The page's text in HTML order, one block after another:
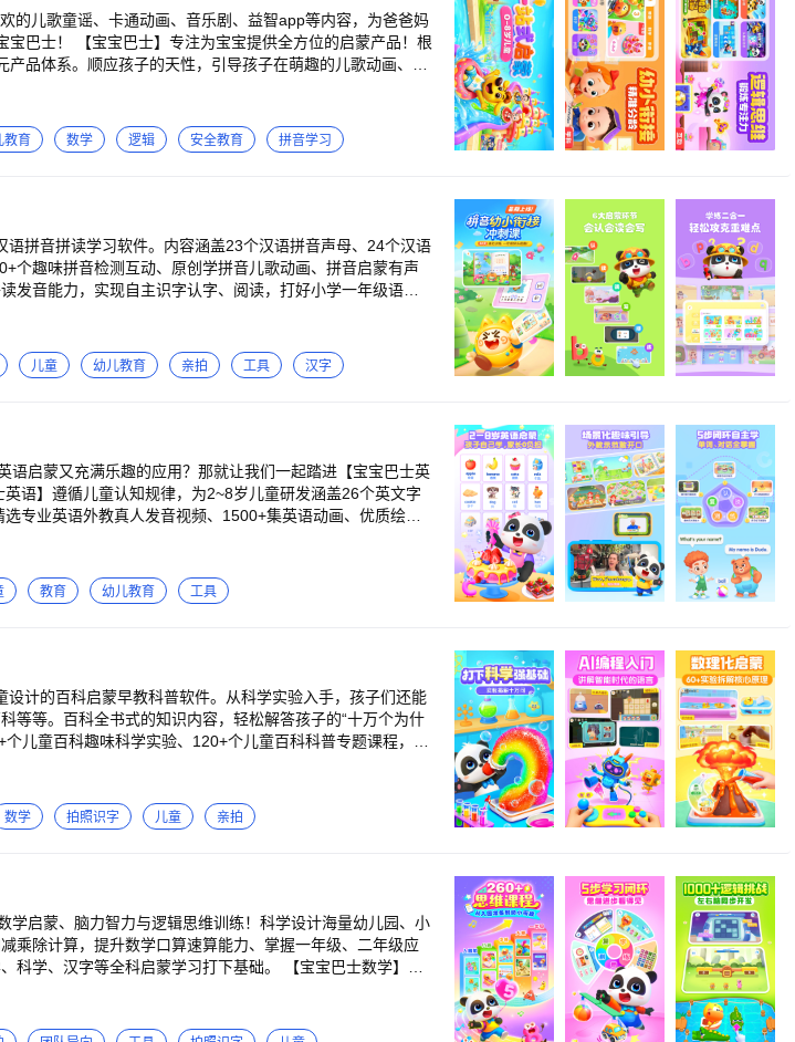
的儿歌童谣、卡通动画、音乐剧、益智app等内容，为爸爸妈
的启蒙产品！根
品体系。顺应孩子的天性，引导孩子在萌趣的儿歌动画、音
诗词。 ·哄睡儿歌：家长睡前陪孩子听宝宝巴士哄睡儿歌，
谣！宝宝从小听儿歌磨耳朵，培养语感，掌握标准发音。 ·
音乐天赋。 还有美食之歌、幼儿园安全
制作不同节日的特色美食。 ·激发脑力：小动物喜欢吃什
动脑。 ·培养动手力：跟着动画DIY太空沙，做成小火车、大
星人。 ·安全手册：大灰狼叔叔拿着糖果走过来！宝宝可以
续费订阅功能，可在【打开应用】-【离线观看】-【家长中
自动续费业务或者退款有疑问，您可以直接咨询应用内客
宝巴士（BabyBus）是专注打造儿
宝宝巴士秉承“快乐启蒙”的理念，用奇妙有趣的方式，为儿
：@宝宝巴士 官网：http://www.babybus.com 邮箱：cn@babybus.com
教育 数学 逻辑 安全教育 拼音学习
语拼音拼读学习软件。内容涵盖23个汉语拼音声母、24个汉语
个趣味拼音检测互动、原创学拼音儿歌动画、拼音启蒙有声
发音能力，实现自主识字认字、阅读，打好小学一年级语文
字”助力儿童攻破发音、双拼、三拼拼读等学拼音重难点，
事绘本，覆盖1000+个汉字拼读，助力儿童自主识字阅读绘
音互动、拼音启蒙儿歌动画和有声绘本读物，点燃儿童拼音
儿童听到准
况，及时打分反馈，帮助儿童纠正发音错误，掌握正确的拼
音以及拼写规则，设计“学+练”二合一的学习模式，帮助儿童
卡，实现线上线下结合，让儿童随时随地高效学拼音，为幼
宝宝巴士
宝巴士英语】学习少儿英语，【宝宝巴士科学】探索十万个
宝巴士SVIP权益介绍】 1、超省
好听好看又好玩； ②覆盖经典儿歌、安全动画、睡前故事、
准推荐内容，内容更合适，孩子更喜欢。 2、超省钱： ①一
拼音； ②囊括7大成长领域，动画、古诗、绘本、手工实验
宝宝巴士秉承“快乐启蒙”的理念，用奇妙有趣的方式，为儿
儿童 幼儿教育 亲拍 工具 汉字
语启蒙又充满乐趣的应用？那就让我们一起踏进【宝宝巴士英
专业英语外教真人发音视频、1500+集英语动画、优质绘本
士英语-产品优势】 1.四大阶段
与学习内容难度，将课程划分为【兴趣入门】【听说积累】
的学习需求，帮助儿童逐步进阶，从单词理解与运用，到实
，引导儿童认字母、拼读单词、开口发音等，实现对26个字母
口跟读，精准记忆英语单词发音，进而锻炼其口语表达能
小养成标准英语发音习惯，掌握流利地道的英语口语。 5.
80
，使儿童在看英语动画、阅读英语绘本的过程中增强听力训
互动、1500+集英语动画、80+本绘本等海量英语启蒙资
动记录儿童每日学习情况，学习课程、开口次数及评分等，让
错英文单词，按主题归类整理，方便随时查阅与巩固认知。
，利于帮助儿童及时巩固英文单词记忆，攻克英语学习的薄
、每日学习使用时长等，贴心守护儿童视力健康，助力家庭
教育 幼儿教育 工具
计的百科启蒙早教科普软件。从科学实验入手，孩子们还能
等等。百科全书式的知识内容，轻松解答孩子的“十万个为什
属于儿童的益智科普百科全书，为儿童打开百科世界的大
数学，全面覆盖少儿早教科普领域。既实现了儿童动手探索
空间科学、物质科学等4大科学领域，向儿童科普十万个为什
、恐龙、宇宙、职业、安全、人体等科学奥秘，提升儿童逻
，培养逻辑思维 科学打造逻辑思维训练模块，在科学科普启
儿童的数感和空间想象力，为未来的物理化学及其他学科学
警长啦咘啦哆、恐龙科普动画视频，动物达人秀等儿童百科
象、人体、动植物等多个延伸领域出发，搭建完整的儿童百
数学 拍照识字 儿童 亲拍
学启蒙、脑力智力与逻辑思维训练！科学设计海量幼儿园、小
乘除计算，提升数学口算速算能力、掌握一年级、二年级应
全科启蒙学习打下基础。 【宝宝巴士数学】依
元、23节加减专项课程单元、1000脑力开发思维训练与200
，坚持科学育儿理念，引导儿童边玩益智互动边学习，认识